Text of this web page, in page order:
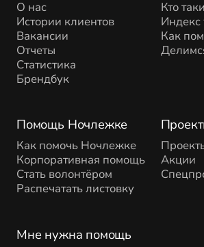
О нас
Истории клиентов
Вакансии
Отчеты
Статистика
Брендбук
Помощь Ночлежке
Как помочь Ночлежке
Корпоративная помощь
Стать волонтёром
Распечатать листовку
Акции
Кто
Индекс
Как
Мне нужна помощь